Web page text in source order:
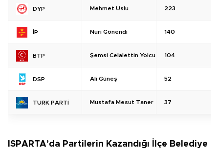
DYP Mehmet Uslu 223
İP Nuri Gönendi 140
BTP Şemsi Celalettin Yolcu 104
DSP Ali Güneş 52
TURK PARTİ Mustafa Mesut Taner 37
ISPARTA’da Partilerin Kazandığı İlçe Belediye